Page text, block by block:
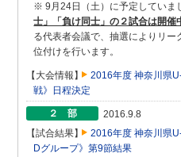
※ 9月24日（土）に予定していま
士」「負け同士」の２試合は開催
る代表者会議で、抽選によりリ
位付けを行います。
【大会情報】
2016年度 神奈川県
戦》日程決定
２ 部
2016.9.8
【試合結果】
2016年度 神奈川県
Dグループ》第9節結果